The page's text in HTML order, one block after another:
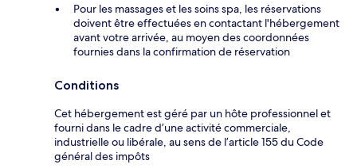
Pour les massages et les soins spa, les réservations
doivent être effectuées en contactant l'hébergement
avant votre arrivée, au moyen des coordonnées
fournies dans la confirmation de réservation
Conditions
Cet hébergement est géré par un hôte professionnel et
fourni dans le cadre d’une activité commerciale,
industrielle ou libérale, au sens de l’article 155 du Code
général des impôts